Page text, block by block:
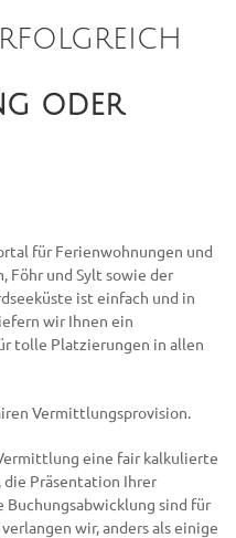
oder
für Ferienwohnungen und
Föhr und Sylt sowie der
ist einfach und in
wir Ihnen ein
tolle Platzierungen in allen
Vermittlungsprovision.
eine fair kalkulierte
die Präsentation Ihrer
sind für
wir, anders als einige